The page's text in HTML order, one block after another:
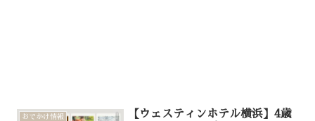
おでかけ情報
【ウェスティンホテル横浜】4歳